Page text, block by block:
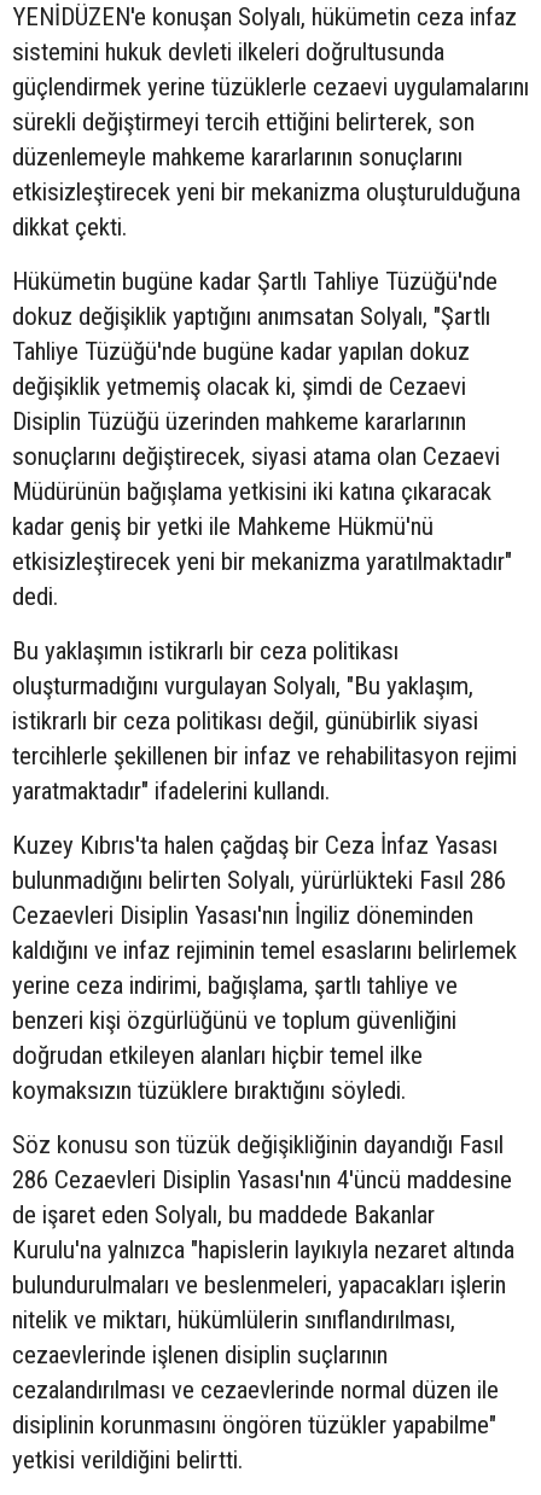
YENİDÜZEN'e konuşan Solyalı, hükümetin ceza infaz
sistemini hukuk devleti ilkeleri doğrultusunda
güçlendirmek yerine tüzüklerle cezaevi uygulamalarını
sürekli değiştirmeyi tercih ettiğini belirterek, son
düzenlemeyle mahkeme kararlarının sonuçlarını
etkisizleştirecek yeni bir mekanizma oluşturulduğuna
dikkat çekti.
Hükümetin bugüne kadar Şartlı Tahliye Tüzüğü'nde
dokuz değişiklik yaptığını anımsatan Solyalı, "Şartlı
Tahliye Tüzüğü'nde bugüne kadar yapılan dokuz
değişiklik yetmemiş olacak ki, şimdi de Cezaevi
Disiplin Tüzüğü üzerinden mahkeme kararlarının
sonuçlarını değiştirecek, siyasi atama olan Cezaevi
Müdürünün bağışlama yetkisini iki katına çıkaracak
kadar geniş bir yetki ile Mahkeme Hükmü'nü
etkisizleştirecek yeni bir mekanizma yaratılmaktadır"
dedi.
Bu yaklaşımın istikrarlı bir ceza politikası
oluşturmadığını vurgulayan Solyalı, "Bu yaklaşım,
istikrarlı bir ceza politikası değil, günübirlik siyasi
tercihlerle şekillenen bir infaz ve rehabilitasyon rejimi
yaratmaktadır" ifadelerini kullandı.
Kuzey Kıbrıs'ta halen çağdaş bir Ceza İnfaz Yasası
bulunmadığını belirten Solyalı, yürürlükteki Fasıl 286
Cezaevleri Disiplin Yasası'nın İngiliz döneminden
kaldığını ve infaz rejiminin temel esaslarını belirlemek
yerine ceza indirimi, bağışlama, şartlı tahliye ve
benzeri kişi özgürlüğünü ve toplum güvenliğini
doğrudan etkileyen alanları hiçbir temel ilke
koymaksızın tüzüklere bıraktığını söyledi.
Söz konusu son tüzük değişikliğinin dayandığı Fasıl
286 Cezaevleri Disiplin Yasası'nın 4'üncü maddesine
de işaret eden Solyalı, bu maddede Bakanlar
Kurulu'na yalnızca "hapislerin layıkıyla nezaret altında
bulundurulmaları ve beslenmeleri, yapacakları işlerin
nitelik ve miktarı, hükümlülerin sınıflandırılması,
cezaevlerinde işlenen disiplin suçlarının
cezalandırılması ve cezaevlerinde normal düzen ile
disiplinin korunmasını öngören tüzükler yapabilme"
yetkisi verildiğini belirtti.